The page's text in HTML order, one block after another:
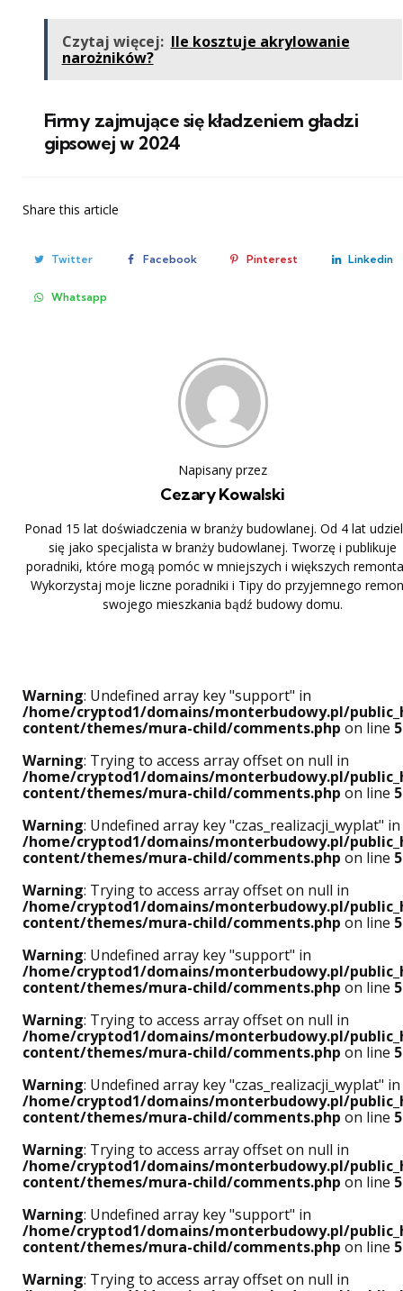
Czytaj więcej: Ile kosztuje akrylowanie
narożników?
Firmy zajmujące się kładzeniem gładzi
gipsowej w 2024
Share this article
Twitter Facebook Pinterest Linkedin
Whatsapp
Napisany przez
Cezary Kowalski
Ponad 15 lat doświadczenia w branży budowlanej. Od 4 lat
się jako specjalista w branży budowlanej. Tworzę i publikuje
poradniki, które mogą pomóc w mniejszych i większych
Wykorzystaj moje liczne poradniki i Tipy do przyjemnego
swojego mieszkania bądź budowy domu.
Warning: Undefined array key "support" in
/home/cryptod1/domains/monterbudowy.pl/
content/themes/mura-child/comments.php on line
Warning: Trying to access array offset on null in
/home/cryptod1/domains/monterbudowy.pl/
content/themes/mura-child/comments.php on line
Warning: Undefined array key "czas_realizacji_wyplat" in
/home/cryptod1/domains/monterbudowy.pl/
content/themes/mura-child/comments.php on line
Warning: Trying to access array offset on null in
/home/cryptod1/domains/monterbudowy.pl/
content/themes/mura-child/comments.php on line
Warning: Undefined array key "support" in
/home/cryptod1/domains/monterbudowy.pl/
content/themes/mura-child/comments.php on line
Warning: Trying to access array offset on null in
/home/cryptod1/domains/monterbudowy.pl/
content/themes/mura-child/comments.php on line
Warning: Undefined array key "czas_realizacji_wyplat" in
/home/cryptod1/domains/monterbudowy.pl/
content/themes/mura-child/comments.php on line
Warning: Trying to access array offset on null in
/home/cryptod1/domains/monterbudowy.pl/
content/themes/mura-child/comments.php on line
Warning: Undefined array key "support" in
/home/cryptod1/domains/monterbudowy.pl/
content/themes/mura-child/comments.php on line
Warning: Trying to access array offset on null in